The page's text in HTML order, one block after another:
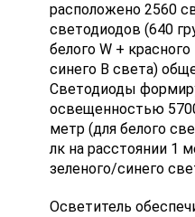
расположено 2560
светодиодов (640
белого W + красного
синего B света)
Светодиоды
освещенностью
метр (для белого
лк на расстоянии 1
зеленого/синего
Осветитель